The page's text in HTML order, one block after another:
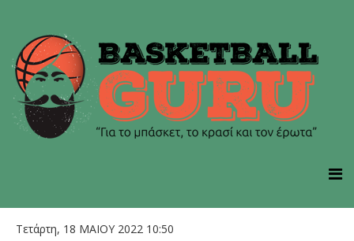
Τετάρτη, 18 ΜΑΙΟΥ 2022 10:50